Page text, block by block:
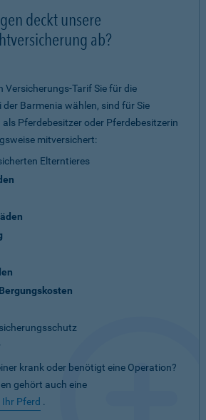
deckt unsere
ab?
Versicherungs-Tarif Sie für die
Barmenia wählen, sind für Sie
Pferdebesitzer oder Pferdebesitzerin
mitversichert:
Elterntieres
krank oder benötigt eine Operation?
gehört auch eine
Pferd .